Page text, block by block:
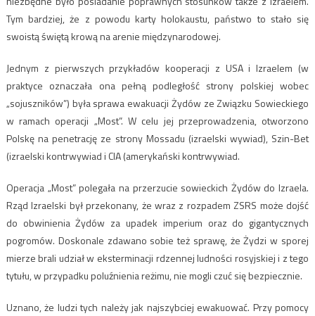
Tym bardziej, że z powodu karty holokaustu, państwo to stało się
swoistą świętą krową na arenie międzynarodowej.
Jednym z pierwszych przykładów kooperacji z USA i Izraelem (w
praktyce oznaczała ona pełną podległość strony polskiej wobec
„sojuszników”) była sprawa ewakuacji Żydów ze Związku Sowieckiego
w ramach operacji „Most”. W celu jej przeprowadzenia, otworzono
Polskę na penetrację ze strony Mossadu (izraelski wywiad), Szin-Bet
(izraelski kontrwywiad i CIA (amerykański kontrwywiad.
Operacja „Most” polegała na przerzucie sowieckich Żydów do Izraela.
Rząd Izraelski był przekonany, że wraz z rozpadem ZSRS może dojść
do obwinienia Żydów za upadek imperium oraz do gigantycznych
pogromów. Doskonale zdawano sobie też sprawę, że Żydzi w sporej
mierze brali udział w eksterminacji rdzennej ludności rosyjskiej i z tego
tytułu, w przypadku poluźnienia reżimu, nie mogli czuć się bezpiecznie.
Uznano, że ludzi tych należy jak najszybciej ewakuować. Przy pomocy